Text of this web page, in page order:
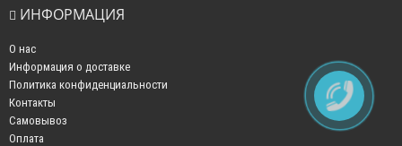
ИНФОРМАЦИЯ
О нас
Информация о доставке
Политика конфиденциальности
Контакты
Самовывоз
Оплата